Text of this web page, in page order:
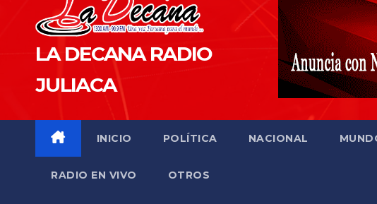
LA DECANA RADIO
JULIACA
INICIO POLÍTICA NACIONAL
RADIO EN VIVO OTROS